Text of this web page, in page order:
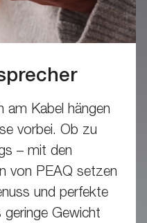
am Kabel hängen
vorbei. Ob zu
– mit den
von PEAQ setzen
und perfekte
geringe Gewicht